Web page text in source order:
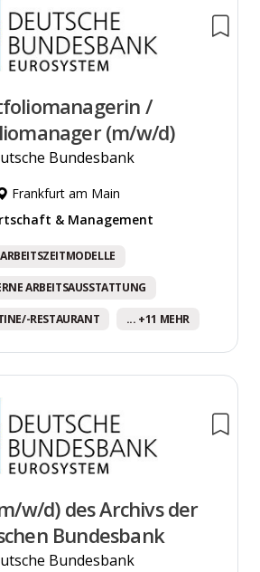
/
(m/w/d)
Bundesbank
Frankfurt am Main
& Management
ARBEITSZEITMODELLE
ARBEITSAUSSTATTUNG
RESTAURANT ... +11 MEHR
w/d) des Archivs der
Bundesbank
Bundesbank